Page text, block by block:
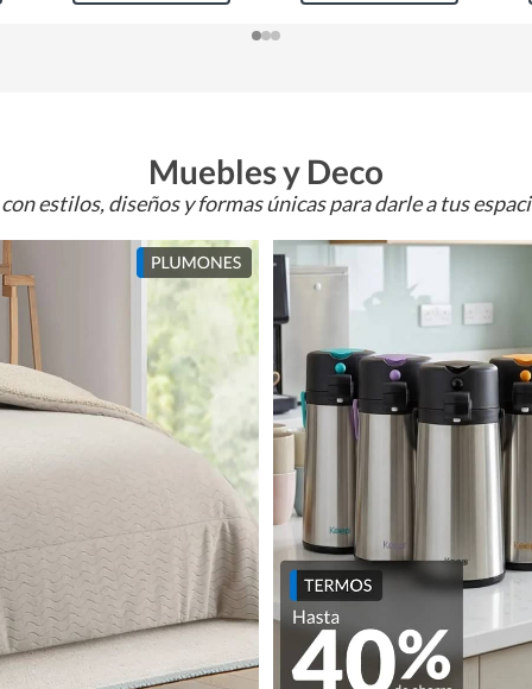
Muebles y Deco
estilos, diseños y formas únicas para darle a tus